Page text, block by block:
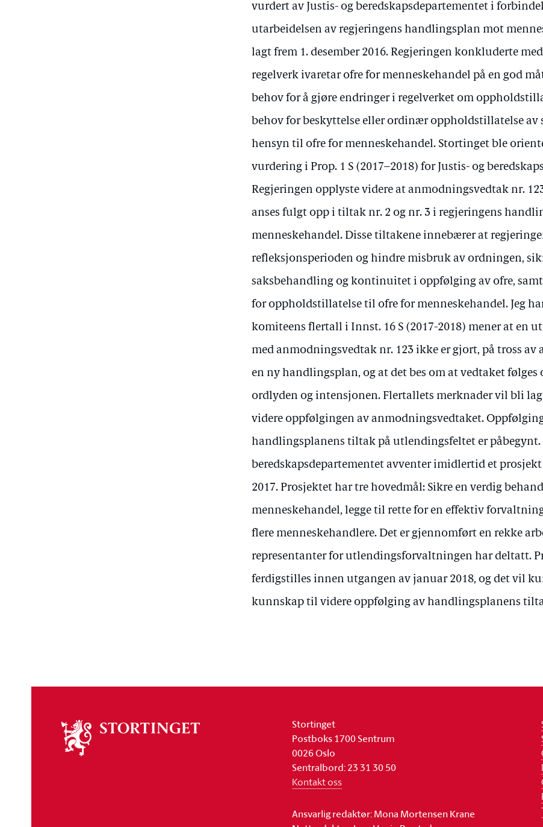
vurdert av Justis- og beredskapsdepartementet i
utarbeidelsen av regjeringens handlingsplan mot
lagt frem 1. desember 2016. Regjeringen konkluderte
regelverk ivaretar ofre for menneskehandel på en god
behov for å gjøre endringer i regelverket om
behov for beskyttelse eller ordinær oppholdstillatelse av
hensyn til ofre for menneskehandel. Stortinget ble
vurdering i Prop. 1 S (2017–2018) for Justis- og
Regjeringen opplyste videre at anmodningsvedtak nr.
anses fulgt opp i tiltak nr. 2 og nr. 3 i regjeringens
menneskehandel. Disse tiltakene innebærer at
refleksjonsperioden og hindre misbruk av ordningen,
saksbehandling og kontinuitet i oppfølging av ofre,
for oppholdstillatelse til ofre for menneskehandel. Jeg
komiteens flertall i Innst. 16 S (2017-2018) mener at en
med anmodningsvedtak nr. 123 ikke er gjort, på tross av
en ny handlingsplan, og at det bes om at vedtaket følges
ordlyden og intensjonen. Flertallets merknader vil bli
videre oppfølgingen av anmodningsvedtaket.
handlingsplanens tiltak på utlendingsfeltet er påbegynt.
beredskapsdepartementet avventer imidlertid et
2017. Prosjektet har tre hovedmål: Sikre en verdig
menneskehandel, legge til rette for en effektiv
flere menneskehandlere. Det er gjennomført en rekke
representanter for utlendingsforvaltningen har deltatt.
ferdigstilles innen utgangen av januar 2018, og det vil
kunnskap til videre oppfølging av handlingsplanens
stortinget
Stortinget
Postboks 1700 Sentrum
0026 Oslo
Sentralbord: 23 31 30 50
Kontakt oss
Ansvarlig redaktør: Mona Mortensen Krane